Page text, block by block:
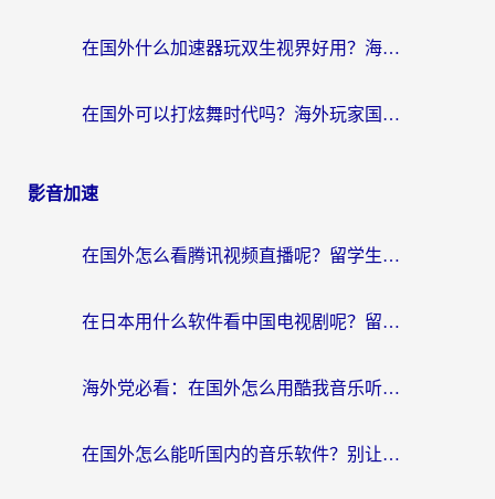
在国外什么加速器玩双生视界好用？海外党亲测不踩坑的终极指南
在国外可以打炫舞时代吗？海外玩家国服游戏加速全攻略（附实测推荐）
影音加速
在国外怎么看腾讯视频直播呢？留学生亲测有效的回国加速指南
在日本用什么软件看中国电视剧呢？留学生亲测有效的回国加速方案
海外党必看：在国外怎么用酷我音乐听音乐？告别“地区不支持”的实用指南
在国外怎么能听国内的音乐软件？别让版权限制断了你的“中文歌单”